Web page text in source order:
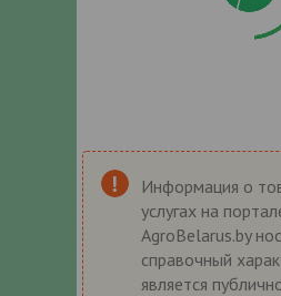
Информация о
услугах на
AgroBelarus.by
справочный
является